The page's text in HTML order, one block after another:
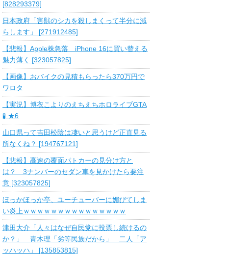
[828293379]
日本政府「害獣のシカを殺しまくって半分に減
らします」 [271912485]
【悲報】Apple株急落 iPhone 16に買い替える
魅力薄く [323057825]
【画像】おバイクの見積もらったら370万円で
ワロタ
【実況】博衣こよりのえちえちホロライブGTA
🧪 ★6
山口県って吉田松陰は凄いと思うけど正直見る
所なくね？ [194767121]
【悲報】高速の覆面パトカーの見分け方と
は？ 3ナンバーのセダン車を見かけたら要注
意 [323057825]
ほっかほっか亭、ユーチューバーに媚びてしま
い炎上ｗｗｗｗｗｗｗｗｗｗｗｗｗｗｗ
津田大介「人々はなぜ自民党に投票し続けるの
か？」 青木理「劣等民族だから」 二人「ア
ッハッハ」 [135853815]